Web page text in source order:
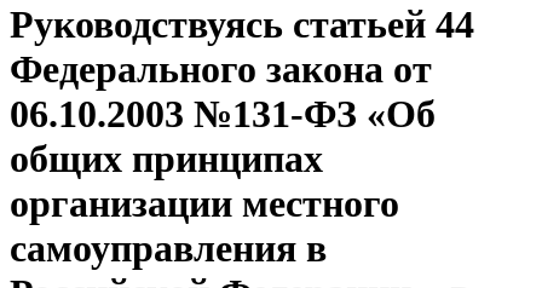
Руководствуясь статьей 44
Федерального закона от
06.10.2003 №131-ФЗ «Об
общих принципах
организации местного
самоуправления в